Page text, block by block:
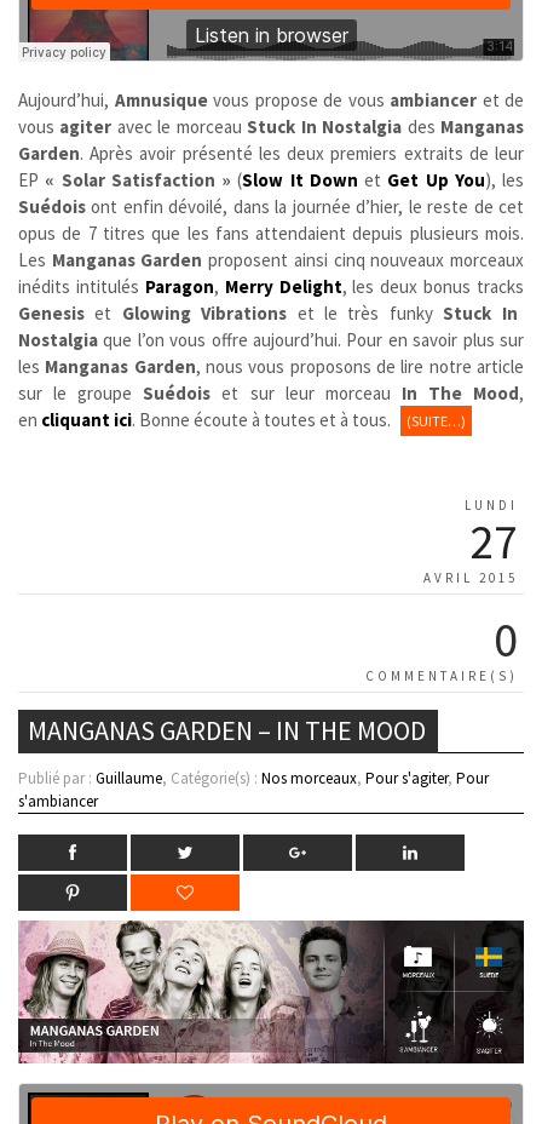
Aujourd’hui, Amnusiquevous propose de vous ambiancer et de
vous agiter avec le morceauStuck In Nostalgia des Manganas
Garden. Après avoir présenté les deux premiers extraits de leur
EP « Solar Satisfaction » (Slow It Down et Get Up You), les
Suédois ont enfin dévoilé, dans la journée d’hier, le reste de cet
opus de 7 titres que les fans attendaient depuis plusieurs mois.
Les Manganas Garden proposent ainsi cinq nouveaux morceaux
inédits intitulés Paragon, Merry Delight, les deux bonus tracks
Genesiset Glowing Vibrations et le très funkyStuck In
Nostalgia que l’on vous offre aujourd’hui. Pour en savoir plus sur
les Manganas Garden, nous vous proposons de lire notre article
sur le groupeSuédois et sur leur morceau In The Mood,
en cliquant ici. Bonne écoute à toutes et à tous. (SUITE…)
LUNDI
27
AVRIL 2015
0
COMMENTAIRE(S)
MANGANAS GARDEN – IN THE MOOD
Publié par : Guillaume, Catégorie(s) : Nos morceaux, Pour s'agiter, Pour
s'ambiancer